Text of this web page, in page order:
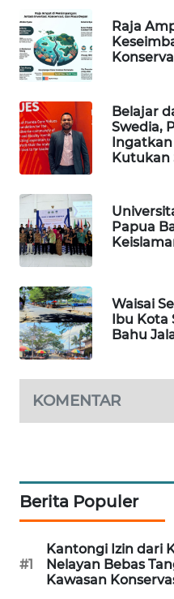
Raja
Belajar
Swedia,
Kutukan
Papua
Waisai
Ibu
Bahu
KOMENTAR
Berita Populer
#1
Kantongi Izin dari
Nelayan Bebas
Kawasan
MARTABAT
NET
PLN
WATCH
MKLI
LKKI
PORTAL
KONSUMEN
FORWAMKI
TAMBANG
NEWS
SITUNGIR
NEWS